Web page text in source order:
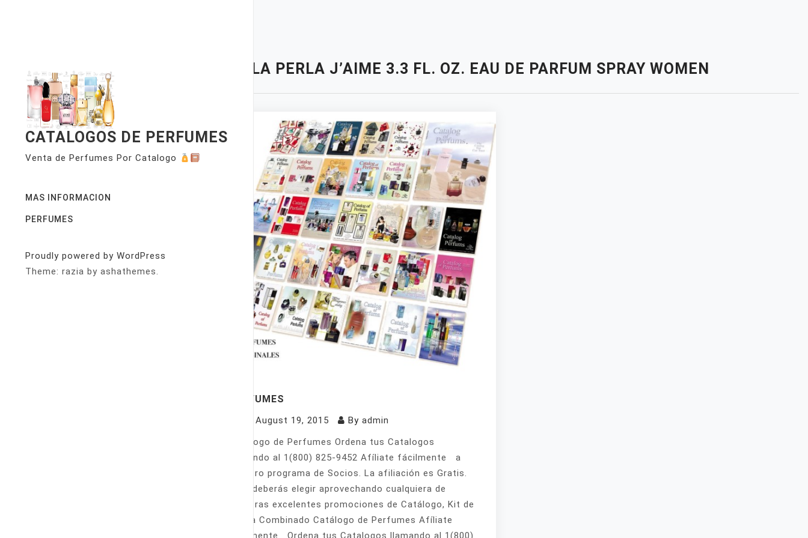
CATALOGOS DE PERFUMES
Venta de Perfumes Por Catalogo
MAS INFORMACION
PERFUMES
Proudly powered by WordPress
Theme: razia by ashathemes.
LA PERLA J’AIME 3.3 FL. OZ. EAU DE PARFUM SPRAY WOMEN
PERFUMES
August 19, 2015 By admin
Catálogo de Perfumes Ordena tus Catalogos
llamando al 1(800) 825-9452 Afíliate fácilmente a
nuestro programa de Socios. La afiliación es Gratis.
Sólo deberás elegir aprovechando cualquiera de
nuestras excelentes promociones de Catálogo, Kit de
Venta Combinado Catálogo de Perfumes Afíliate
fácilmente Ordena tus Catalogos llamando al 1(800)